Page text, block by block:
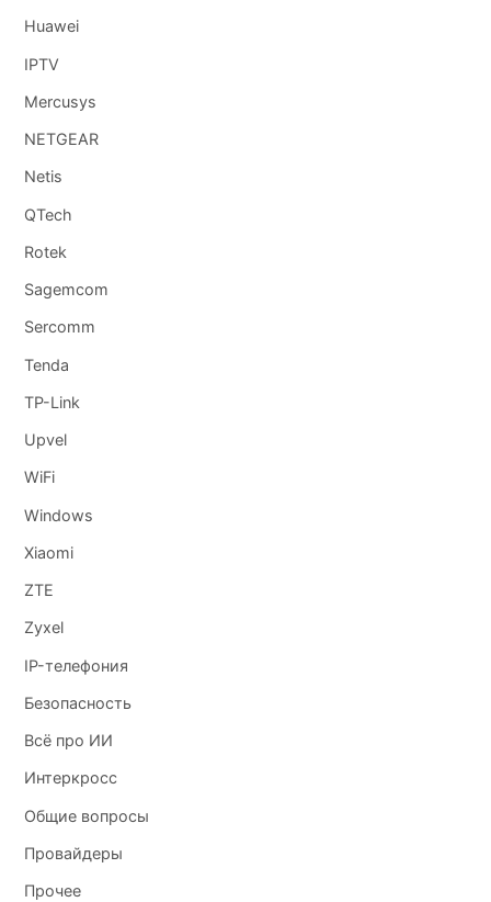
Huawei
IPTV
Mercusys
NETGEAR
Netis
QTech
Rotek
Sagemcom
Sercomm
Tenda
TP-Link
Upvel
WiFi
Windows
Xiaomi
ZTE
Zyxel
IP-телефония
Безопасность
Всё про ИИ
Интеркросс
Общие вопросы
Провайдеры
Прочее